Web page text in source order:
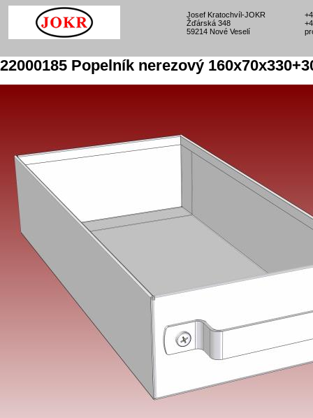
Josef Kratochvíl-JOKR
Žďárská 348
59214 Nové Veselí
22000185 Popelník nerezový